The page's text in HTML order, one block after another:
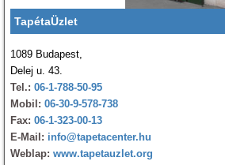
TapétaÜzlet
1089 Budapest,
Delej u. 43.
Tel.: 06-1-788-50-95
Mobil: 06-30-9-578-738
Fax: 06-1-323-00-13
E-Mail: info@tapetacenter.hu
Weblap: www.tapetauzlet.org